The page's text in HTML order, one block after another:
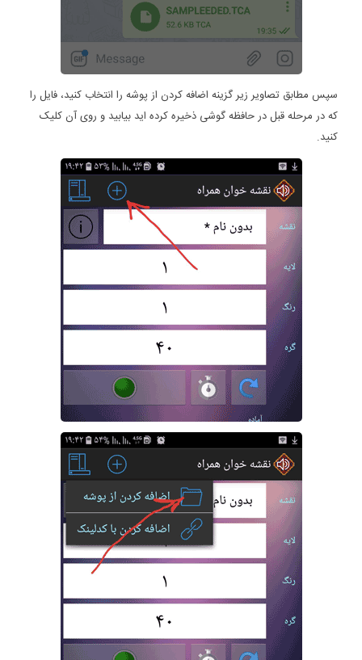
سپس مطابق تصاویر زیر گزینه اضافه کردن از پوشه را انتخاب کنید، فایل را
که در مرحله قبل در حافظه گوشی ذخیره کرده اید بیابید و روی آن کلیک
کنید.